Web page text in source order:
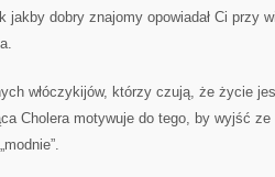
jakby dobry znajomy opowiadał Ci przy
włóczykijów, którzy czują, że życie
Cholera motywuje do tego, by wyjść